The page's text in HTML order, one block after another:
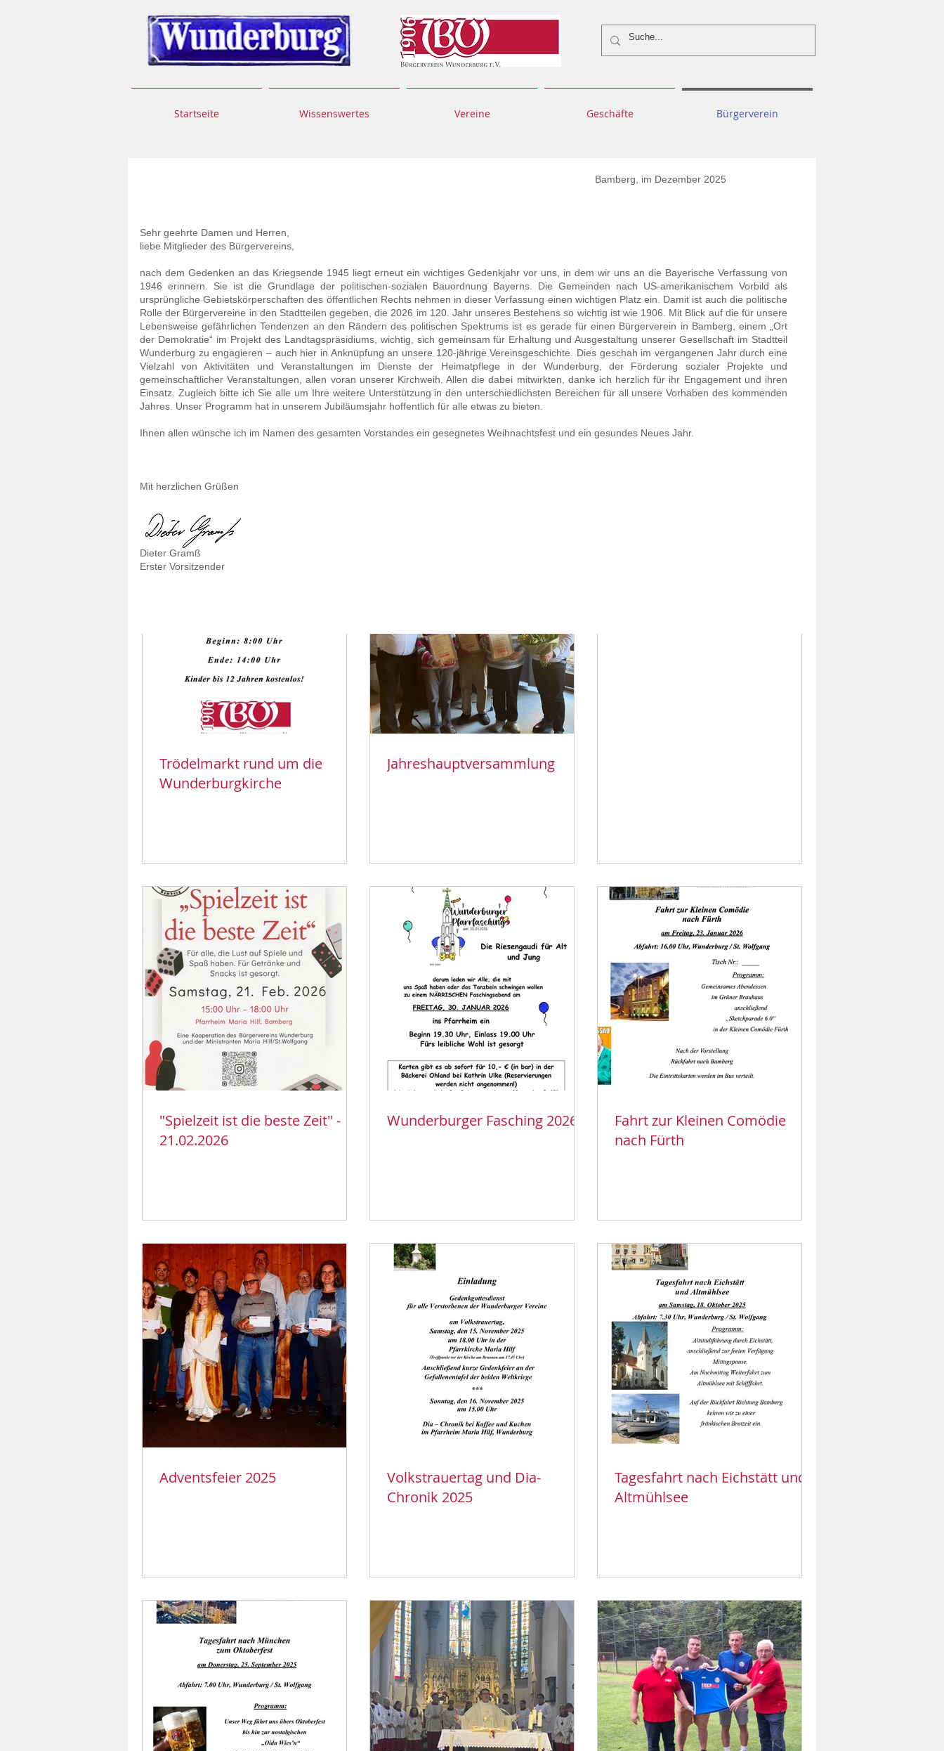
Startseite Wissenswertes Vereine Geschäfte Bürgerverein
Freiwilliges Soziales Jahr an der
Wunderburg Grundschule
Wunderburger Kerwa 2026
Festungsstadt Ingolstadt
Trödelmarkt rund um die
Wunderburgkirche
Jahreshauptversammlung
"Spielzeit ist die beste Zeit" -
21.02.2026
Wunderburger Fasching 2026
Fahrt zur Kleinen Comödie
nach Fürth
Adventsfeier 2025
Volkstrauertag und Dia-
Chronik 2025
Tagesfahrt nach Eichstätt und
Altmühlsee
Bamberg, im Dezember 2025
Sehr geehrte Damen und Herren,
liebe Mitglieder des Bürgervereins,
nach dem Gedenken an das Kriegsende 1945 liegt erneut ein wichtiges Gedenkjahr vor uns, in dem wir uns an die Bayerische Verfassung von
1946 erinnern. Sie ist die Grundlage der politischen-sozialen Bauordnung Bayerns. Die Gemeinden nach US-amerikanischem Vorbild als
ursprüngliche Gebietskörperschaften des öffentlichen Rechts nehmen in dieser Verfassung einen wichtigen Platz ein. Damit ist auch die politische
Rolle der Bürgervereine in den Stadtteilen gegeben, die 2026 im 120. Jahr unseres Bestehens so wichtig ist wie 1906. Mit Blick auf die für unsere
Lebensweise gefährlichen Tendenzen an den Rändern des politischen Spektrums ist es gerade für einen Bürgerverein in Bamberg, einem „Ort
der Demokratie“ im Projekt des Landtagspräsidiums, wichtig, sich gemeinsam für Erhaltung und Ausgestaltung unserer Gesellschaft im Stadtteil
Wunderburg zu engagieren – auch hier in Anknüpfung an unsere 120-jährige Vereinsgeschichte. Dies geschah im vergangenen Jahr durch eine
Vielzahl von Aktivitäten und Veranstaltungen im Dienste der Heimatpflege in der Wunderburg, der Förderung sozialer Projekte und
gemeinschaftlicher Veranstaltungen, allen voran unserer Kirchweih. Allen die dabei mitwirkten, danke ich herzlich für ihr Engagement und ihren
Einsatz. Zugleich bitte ich Sie alle um Ihre weitere Unterstützung in den unterschiedlichsten Bereichen für all unsere Vorhaben des kommenden
Jahres. Unser Programm hat in unserem Jubiläumsjahr hoffentlich für alle etwas zu bieten.
Ihnen allen wünsche ich im Namen des gesamten Vorstandes ein gesegnetes Weihnachtsfest und ein gesundes Neues Jahr.
Mit herzlichen Grüßen
Dieter Gramß
Erster Vorsitzender